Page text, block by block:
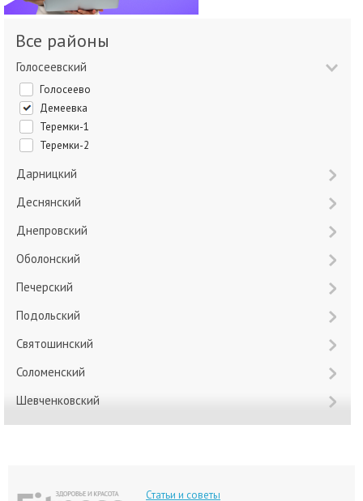
Все районы
Голосеевский
Голосеево
Демеевка
Теремки-1
Теремки-2
Дарницкий
Деснянский
Днепровский
Оболонский
Печерский
Подольский
Святошинский
Соломенский
Шевченковский
Статьи и советы